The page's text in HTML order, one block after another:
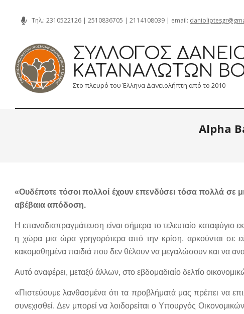
content
Τηλ.: 2310522126 | 2510836705 | 2114108039 | email:
ΣΎΛΛΟΓΟΣ
ΚΑΤΑΝΑΛΩΤΏΝ
Στο πλευρό του Έλληνα Δανειολήπτη από το 2010
Alpha
«Ουδέποτε τόσοι πολλοί έχουν επενδύσει τόσα πολλά σε
αβέβαια απόδοση.
Η επαναδιαπραγμάτευση είναι σήμερα το τελευταίο καταφύγιο
η χώρα μια ώρα γρηγορότερα από την κρίση, αρκούνται σε
κακομαθημένα παιδιά που δεν θέλουν να μεγαλώσουν και να
Αυτό αναφέρει, μεταξύ άλλων, στο εβδομαδιαίο δελτίο
«Πιστεύουμε λανθασμένα ότι τα προβλήματά μας πρέπει να
συνεχισθεί. Δεν μπορεί να λοιδορείται ο Υπουργός